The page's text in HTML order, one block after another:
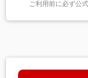
ご利用前に必ず公